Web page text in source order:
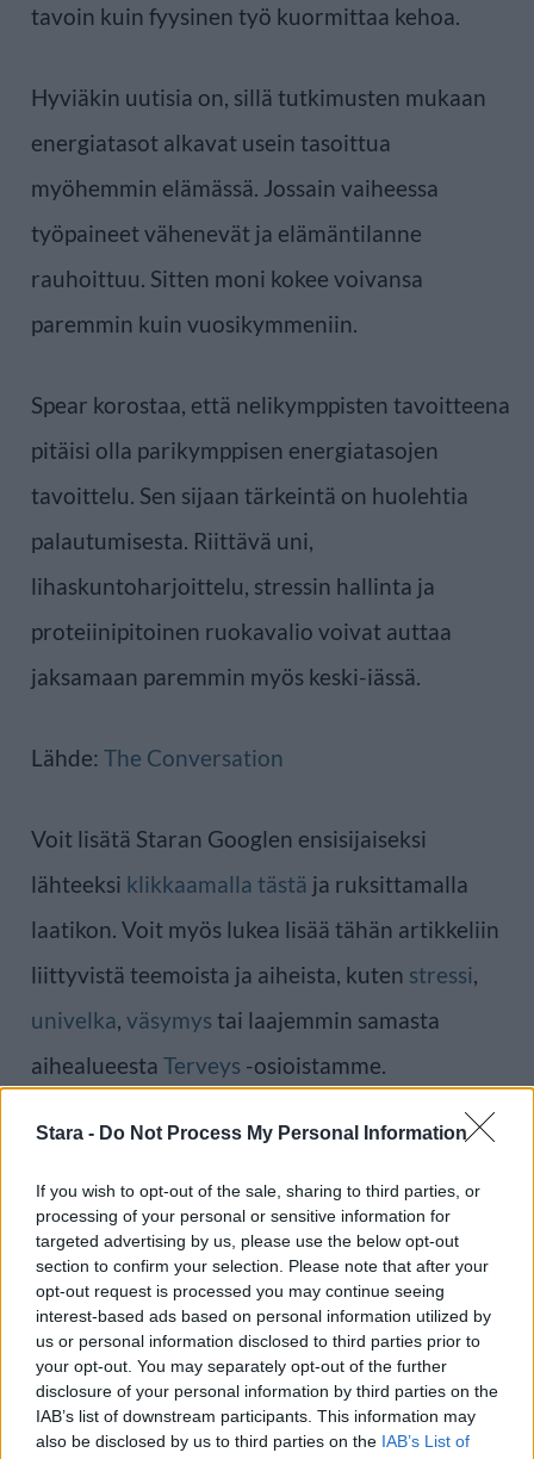
Stara - Do Not Process My Personal Information
If you wish to opt-out of the sale, sharing to third parties, or
processing of your personal or sensitive information for
targeted advertising by us, please use the below opt-out
section to confirm your selection. Please note that after your
opt-out request is processed you may continue seeing
interest-based ads based on personal information utilized by
us or personal information disclosed to third parties prior to
your opt-out. You may separately opt-out of the further
disclosure of your personal information by third parties on the
IAB’s list of downstream participants. This information may
also be disclosed by us to third parties on the IAB’s List of
tavoin kuin fyysinen työ kuormittaa kehoa.
Hyviäkin uutisia on, sillä tutkimusten mukaan
energiatasot alkavat usein tasoittua
myöhemmin elämässä. Jossain vaiheessa
työpaineet vähenevät ja elämäntilanne
rauhoittuu. Sitten moni kokee voivansa
paremmin kuin vuosikymmeniin.
Spear korostaa, että nelikymppisten tavoitteena
pitäisi olla parikymppisen energiatasojen
tavoittelu. Sen sijaan tärkeintä on huolehtia
palautumisesta. Riittävä uni,
lihaskuntoharjoittelu, stressin hallinta ja
proteiinipitoinen ruokavalio voivat auttaa
jaksamaan paremmin myös keski-iässä.
Lähde: The Conversation
Voit lisätä Staran Googlen ensisijaiseksi
lähteeksi klikkaamalla tästä ja ruksittamalla
laatikon. Voit myös lukea lisää tähän artikkeliin
liittyvistä teemoista ja aiheista, kuten stressi,
univelka, väsymys tai laajemmin samasta
aihealueesta Terveys -osioistamme.
Ilmoita virheestä·Tietoa meistä·Toimitusperiaatteet